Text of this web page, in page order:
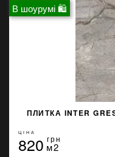
В шоурумі 🛍
ПЛИТКА INTER
ЦІНА
820 грн
м2